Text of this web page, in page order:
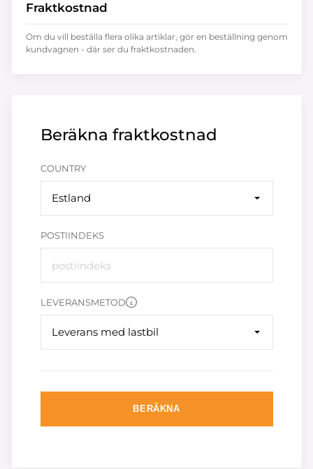
Beräkna fraktkostnad
COUNTRY
Estland
POSTIINDEKS
LEVERANSMETOD
Leverans med lastbil
BERÄKNA
Fraktkostnad
Om du vill beställa flera olika artiklar, gör en beställning genom
kundvagnen - där ser du fraktkostnaden.